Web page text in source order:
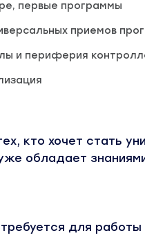
первые программы
приемов
и периферия
кто хочет стать
обладает
для